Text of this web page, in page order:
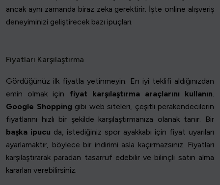
ancak aynı zamanda biraz zeka gerektirir. İşte online alışveriş
deneyiminizi geliştirecek bazı ipuçları.
Fiyatları Karşılaştırma
Gördüğünüz ilk fiyatla yetinmeyin. En iyi teklifi aldığınızdan
emin olmak için fiyat karşılaştırma araçlarını kullanın.
Google Shopping gibi web siteleri, çeşitli perakendecilerin
fiyatlarını hızlı bir şekilde karşılaştırmanıza olanak tanır. Bir
başka ipucu da, istediğiniz spor ayakkabı için fiyat uyarıları
ayarlamaktır, böylece bir indirimi asla kaçırmazsınız. Fiyatları
karşılaştırarak paradan tasarruf edebilir ve bilinçli satın alma
kararları verebilirsiniz.